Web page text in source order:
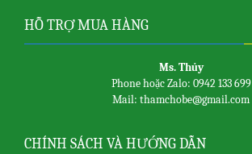
HỖ TRỢ MUA HÀNG
Ms. Thủy
Phone hoặc Zalo: 0942 133 699
Mail: thamchobe@gmail.com
CHÍNH SÁCH VÀ HƯỚNG DẪN